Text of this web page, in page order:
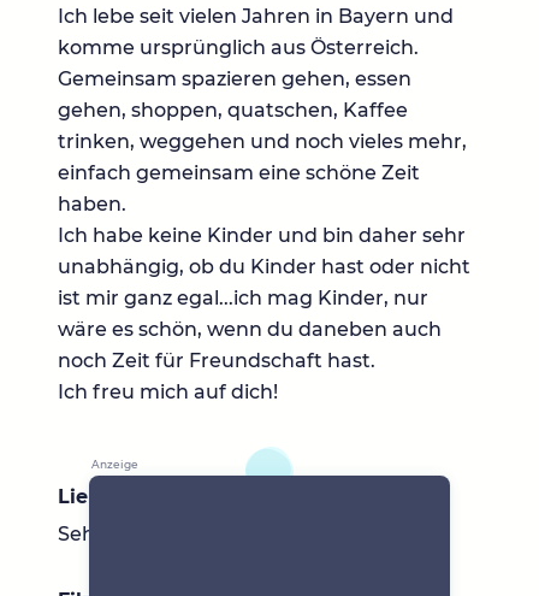
Ich lebe seit vielen Jahren in Bayern und
komme ursprünglich aus Österreich.
Gemeinsam spazieren gehen, essen
gehen, shoppen, quatschen, Kaffee
trinken, weggehen und noch vieles mehr,
einfach gemeinsam eine schöne Zeit
haben.
Ich habe keine Kinder und bin daher sehr
unabhängig, ob du Kinder hast oder nicht
ist mir ganz egal...ich mag Kinder, nur
wäre es schön, wenn du daneben auch
noch Zeit für Freundschaft hast.
Ich freu mich auf dich!
Lieblingsbücher
Sehr viele...nur leider zu wenig Zeit.